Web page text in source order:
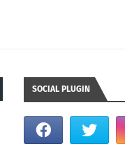
SOCIAL PLUGIN